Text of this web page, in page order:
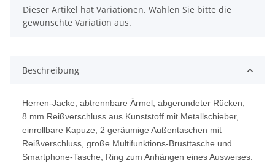
x
Dieser Artikel hat Variationen. Wählen Sie bitte die
gewünschte Variation aus.
Beschreibung
Herren-Jacke, abtrennbare Ärmel, abgerundeter Rücken,
8 mm Reißverschluss aus Kunststoff mit Metallschieber,
einrollbare Kapuze, 2 geräumige Außentaschen mit
Reißverschluss, große Multifunktions-Brusttasche und
Smartphone-Tasche, Ring zum Anhängen eines Ausweises.